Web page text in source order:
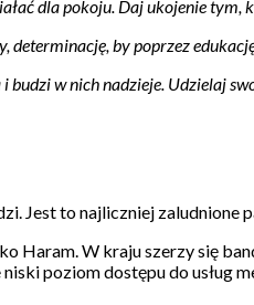
dla pokoju. Daj ukojenie
determinację, by poprzez
w nich nadzieje. Udzielaj
Jest to najliczniej
W kraju szerzy się
poziom dostępu do usług